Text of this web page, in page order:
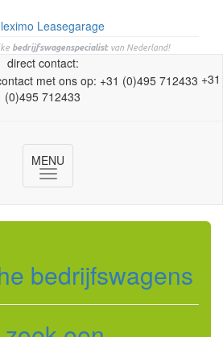
bedrijfswagenspecialistvan Nederland!
direct contact:
+31
(0)495 712433
MENU
Toggle
navigation